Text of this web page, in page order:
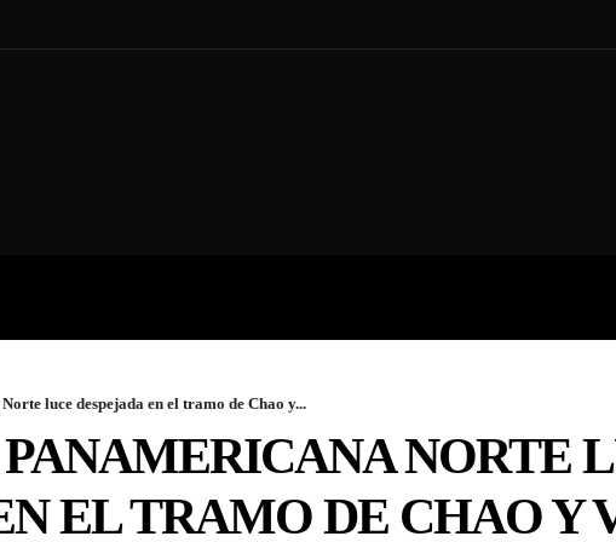
luce despejada en el tramo de Chao y...
NORTE
EL TRAMO DE CHAO Y